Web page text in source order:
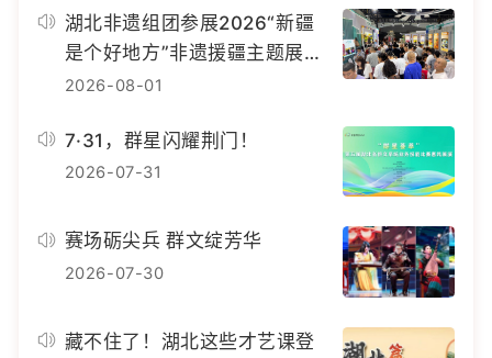
湖北非遗组团参展2026“新疆
是个好地方”非遗援疆主题展示
活动
2026-08-01
7·31，群星闪耀荆门！
2026-07-31
赛场砺尖兵 群文绽芳华
2026-07-30
藏不住了！湖北这些才艺课登